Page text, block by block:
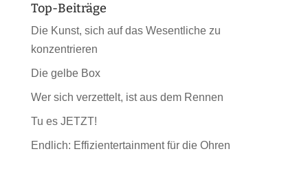
Top-Beiträge
Die Kunst, sich auf das Wesentliche zu
konzentrieren
Die gelbe Box
Wer sich verzettelt, ist aus dem Rennen
Tu es JETZT!
Endlich: Effizientertainment für die Ohren